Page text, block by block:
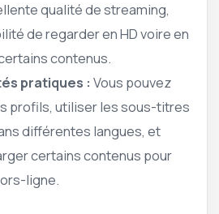
qualité de streaming,
de regarder en HD voire en
contenus.
pratiques : Vous pouvez
profils, utiliser les sous-titres
différentes langues, et
certains contenus pour
ligne.